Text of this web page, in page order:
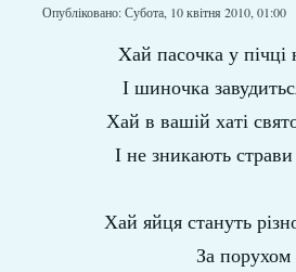
Опубліковано: Субота, 10 квітня 2010, 01:00
Xай пасочка у пічці
І шиночка
Хай в вашій хаті
І не зникають страви
Хай яйця стануть
За порухом